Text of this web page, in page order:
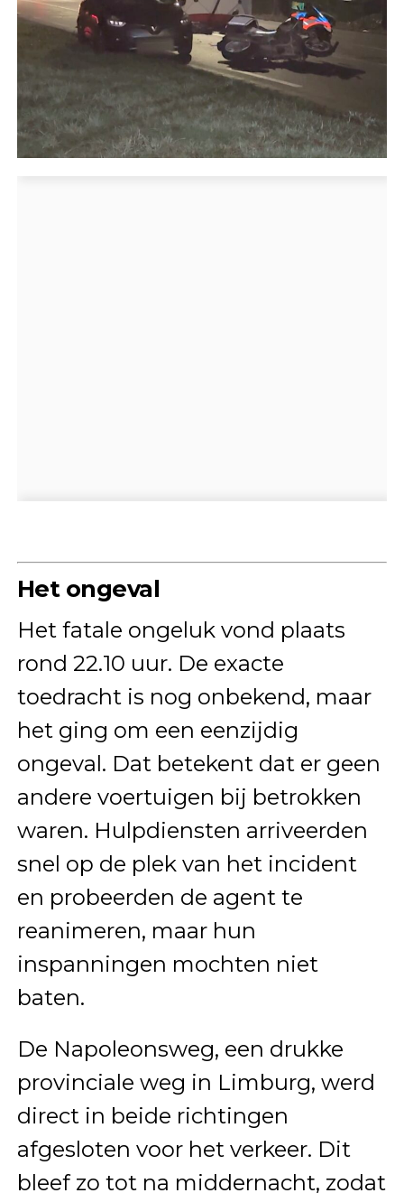
Het ongeval
Het fatale ongeluk vond plaats
rond 22.10 uur. De exacte
toedracht is nog onbekend, maar
het ging om een eenzijdig
ongeval. Dat betekent dat er geen
andere voertuigen bij betrokken
waren. Hulpdiensten arriveerden
snel op de plek van het incident
en probeerden de agent te
reanimeren, maar hun
inspanningen mochten niet
baten.
De Napoleonsweg, een drukke
provinciale weg in Limburg, werd
direct in beide richtingen
afgesloten voor het verkeer. Dit
bleef zo tot na middernacht, zodat